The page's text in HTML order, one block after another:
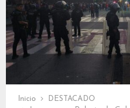
Inicio
DESTACADO